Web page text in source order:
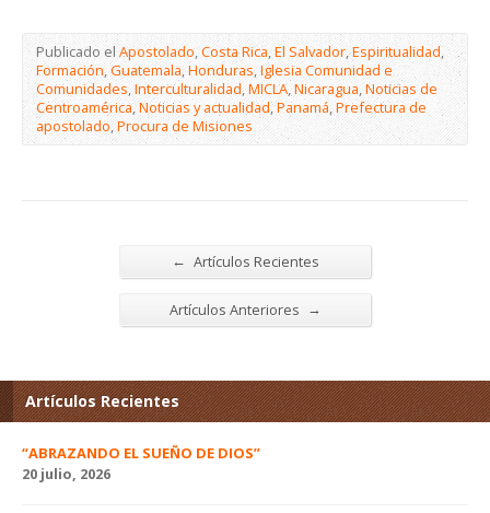
Publicado el Apostolado,Costa Rica,El Salvador,Espiritualidad,
Formación,Guatemala,Honduras,Iglesia Comunidad e
Comunidades,Interculturalidad,MICLA,Nicaragua,Noticias de
Centroamérica,Noticias y actualidad,Panamá,Prefectura de
apostolado,Procura de Misiones
← Artículos Recientes
Artículos Anteriores →
Artículos Recientes
“ABRAZANDO EL SUEÑO DE DIOS”
20 julio, 2026